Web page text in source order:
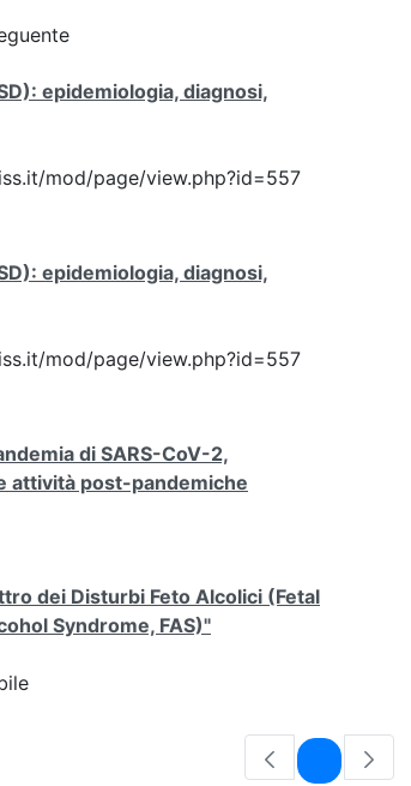
epidemiologia, diagnosi,
mod/page/view.php?id=557
epidemiologia, diagnosi,
mod/page/view.php?id=557
di SARS-CoV-2,
attività post-pandemiche
dei Disturbi Feto Alcolici (Fetal
Syndrome, FAS)"
Pagina